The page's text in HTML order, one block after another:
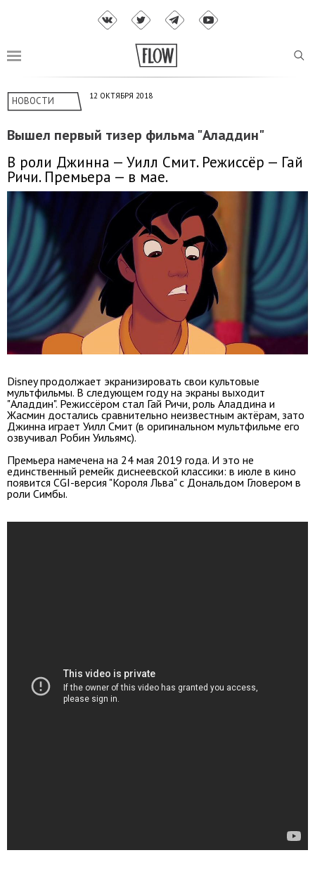
НОВОСТИ 12 ОКТЯБРЯ 2018
Вышел первый тизер фильма "Аладдин"
В роли Джинна — Уилл Смит. Режиссёр — Гай
Ричи. Премьера — в мае.
Disney продолжает экранизировать свои культовые
мультфильмы. В следующем году на экраны выходит
"Аладдин". Режиссёром стал Гай Ричи, роль Аладдина и
Жасмин достались сравнительно неизвестным актёрам, зато
Джинна играет Уилл Смит (в оригинальном мультфильме его
озвучивал Робин Уильямс).
Премьера намечена на 24 мая 2019 года. И это не
единственный ремейк диснеевской классики: в июле в кино
появится CGI-версия "Короля Льва" с Дональдом Гловером в
роли Симбы.